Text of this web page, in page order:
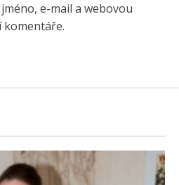
e-mail a webovou